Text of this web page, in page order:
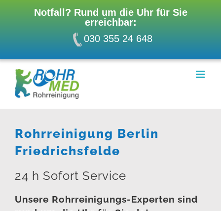
Notfall? Rund um die Uhr für Sie
erreichbar:
030 355 24 648
Inhalt
springen
Rohrreinigung Berlin
Friedrichsfelde
24 h Sofort Service
Unsere Rohrreinigungs-Experten sind